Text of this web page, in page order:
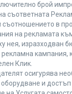
брой
съответната
съотношението в
на рекламата
нея, изразходван
кампания,
Клик.
осигурява
и достъп